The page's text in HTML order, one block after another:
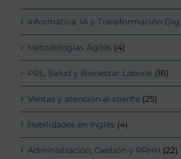
Informática, IA y Transformación
Metodologías Ágiles (4)
PRL, Salud y Bienestar Laboral (16)
Ventas y atención al cliente (25)
Habilidades en Inglés (4)
Administración, Gestión y RRHH (22)